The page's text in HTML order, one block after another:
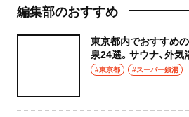
編集部のおすすめ
東京都内でおすすめ
泉24選。サウナ、外気
癒やし空間へ
#東京都 #スーパー銭湯